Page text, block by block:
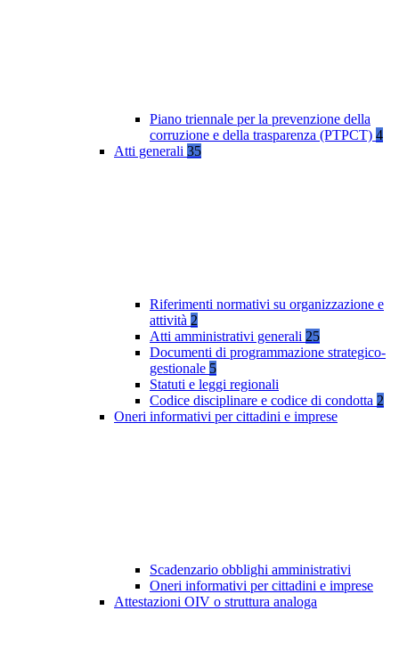
Piano triennale per la prevenzione della
corruzione e della trasparenza (PTPCT) 4
Atti generali 35
Riferimenti normativi su organizzazione e
attività 2
Atti amministrativi generali 25
Documenti di programmazione strategico-
gestionale 5
Statuti e leggi regionali
Codice disciplinare e codice di condotta 2
Oneri informativi per cittadini e imprese
Scadenzario obblighi amministrativi
Oneri informativi per cittadini e imprese
Attestazioni OIV o struttura analoga